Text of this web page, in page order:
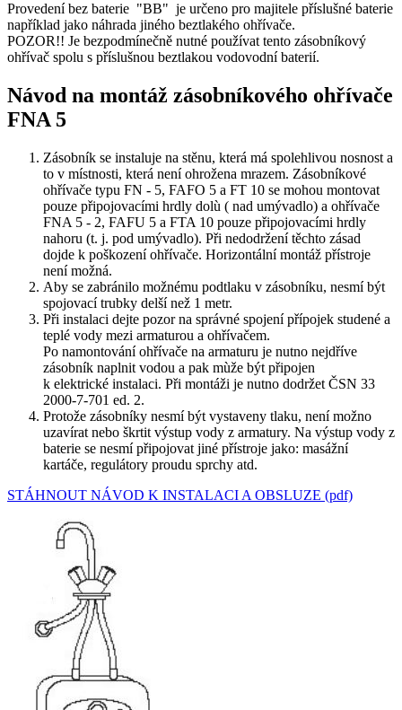
Provedení bez baterie "BB" je určeno pro majitele příslušné baterie
například jako náhrada jiného beztlakého ohřívače.
POZOR!! Je bezpodmínečně nutné používat tento zásobníkový
ohřívač spolu s příslušnou beztlakou vodovodní baterií.
Návod na montáž zásobníkového ohřívače
FNA 5
Zásobník se instaluje na stěnu, která má spolehlivou nosnost a
to v místnosti, která není ohrožena mrazem. Zásobníkové
ohřívače typu FN - 5, FAFO 5 a FT 10 se mohou montovat
pouze připojovacími hrdly dolù ( nad umývadlo) a ohřívače
FNA 5 - 2, FAFU 5 a FTA 10 pouze připojovacími hrdly
nahoru (t. j. pod umývadlo). Při nedodržení těchto zásad
dojde k poškození ohřívače. Horizontální montáž přístroje
není možná.
Aby se zabránilo možnému podtlaku v zásobníku, nesmí být
spojovací trubky delší než 1 metr.
Při instalaci dejte pozor na správné spojení přípojek studené a
teplé vody mezi armaturou a ohřívačem.
Po namontování ohřívače na armaturu je nutno nejdříve
zásobník naplnit vodou a pak mùže být připojen
k elektrické instalaci. Při montáži je nutno dodržet ČSN 33
2000-7-701 ed. 2.
Protože zásobníky nesmí být vystaveny tlaku, není možno
uzavírat nebo škrtit výstup vody z armatury. Na výstup vody z
baterie se nesmí připojovat jiné přístroje jako: masážní
kartáče, regulátory proudu sprchy atd.
STÁHNOUT NÁVOD K INSTALACI A OBSLUZE (pdf)